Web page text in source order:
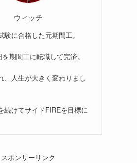
ウィッチ
験に合格した元期間工。
期間工に転職して完済。
、人生が大きく変わりまし
続けてサイドFIREを目標に
スポンサーリンク